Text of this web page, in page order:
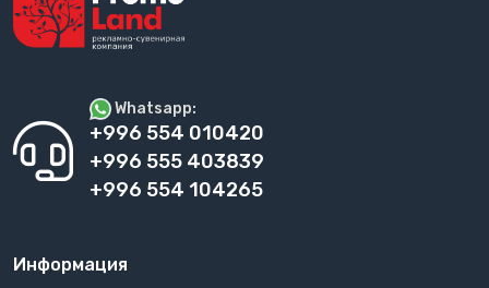
Whatsapp:
+996 554 010420
+996 555 403839
+996 554 104265
Информация